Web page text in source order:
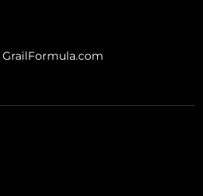
GrailFormula.com